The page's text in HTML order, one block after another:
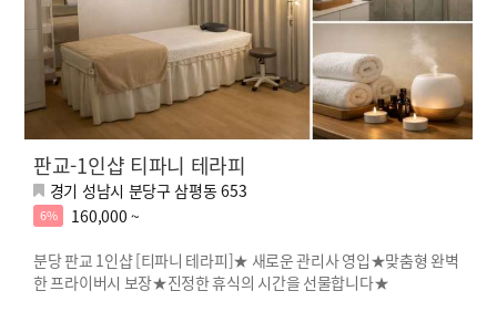
판교-1인샵 티파니 테라피
경기 성남시 분당구 삼평동 653
6%
160,000 ~
분당 판교 1인샵 [티파니 테라피]★ 새로운 관리사 영입★맞춤형 완벽
한 프라이버시 보장★진정한 휴식의 시간을 선물합니다★